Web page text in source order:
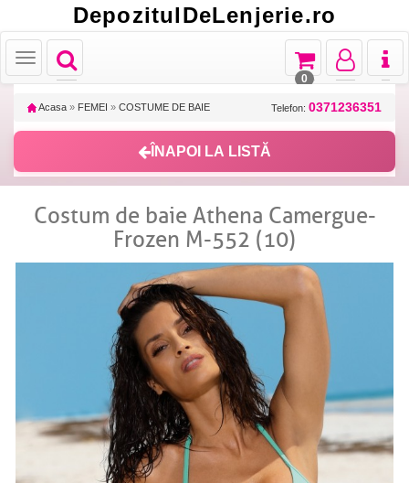
DepozitulDeLenjerie.ro
Toggle
navigation
Toggle
Toggle
navigation
Toggle
navigation
Toggle
navigation
0
Acasa » FEMEI » COSTUME DE BAIE Telefon: 0371236351
ÎNAPOI LA LISTĂ
Costum de baie Athena Camergue-
Frozen M-552 (10)